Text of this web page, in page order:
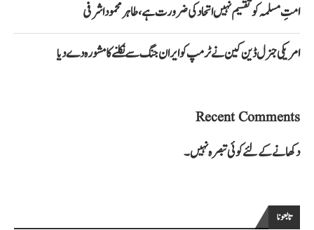
امتِ مسلمہ کو تقسیم نہیں اتحاد کی ضرورت ہے، طاہر محمود اشرفی
امریکی جنرل ڈین کین نے ٹرمپ کو ایران جنگ سے نکلنے کا مشورہ دے دیا
Recent Comments
دکھانے کے لئے کوئی تبصرہ نہیں۔
تابعونا